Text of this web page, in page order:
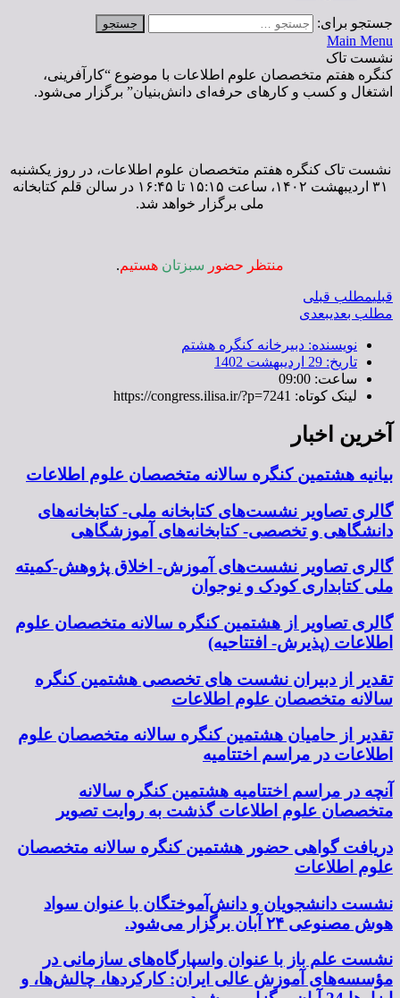
جستجو برای:
Main Menu
نشست تاک
کنگره هفتم متخصصان علوم اطلاعات با موضوع “کارآفرینی،
اشتغال و کسب و کارهای حرفه‌ای دانش‌بنیان” برگزار می‌شود.
نشست تاک کنگره هفتم متخصصان علوم اطلاعات، در روز یکشنبه
۳۱ اردیبهشت ۱۴۰۲، ساعت ۱۵:۱۵ تا ۱۶:۴۵ در سالن قلم کتابخانه
ملی برگزار خواهد شد.
منتظر حضور سبزتان هستیم.
قبلیمطلب قبلی
مطلب بعدیبعدی
نویسنده: دبیرخانه کنگره هشتم
تاریخ: 29 اردیبهشت 1402
ساعت: 09:00
لینک کوتاه: https://congress.ilisa.ir/?p=7241
آخرین اخبار
بیانیه هشتمین کنگره سالانه متخصصان علوم اطلاعات
گالری تصاویر نشست‌های کتابخانه ملی- کتابخانه‌های
دانشگاهی و تخصصی- کتابخانه‌های آموزشگاهی
گالری تصاویر نشست‌های آموزش- اخلاق پژوهش-کمیته
ملی کتابداری کودک و نوجوان
گالری تصاویر از هشتمین کنگره سالانه متخصصان علوم
اطلاعات (پذیرش- افتتاحیه)
تقدیر از دبیران نشست های تخصصی هشتمین کنگره
سالانه متخصصان علوم اطلاعات
تقدیر از حامیان هشتمین کنگره سالانه متخصصان علوم
اطلاعات در مراسم اختتامیه
آنچه در مراسم اختتامیه هشتمین کنگره سالانه
متخصصان علوم اطلاعات گذشت به روایت تصویر
دریافت گواهی حضور هشتمین کنگره سالانه متخصصان
علوم اطلاعات
نشست دانشجویان و دانش‌آموختگان با عنوان سواد
هوش مصنوعی ۲۴ آبان برگزار می‌شود.
نشست علم باز با عنوان واسپارگاه‌های سازمانی در
مؤسسه‌های آموزش عالی ایران: کارکردها، چالش‌ها، و